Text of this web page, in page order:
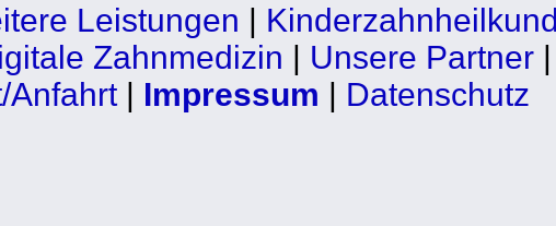
Leistungen |
Zahnmedizin | Unsere Partner |
Anfahrt| Impressum | Datenschutz